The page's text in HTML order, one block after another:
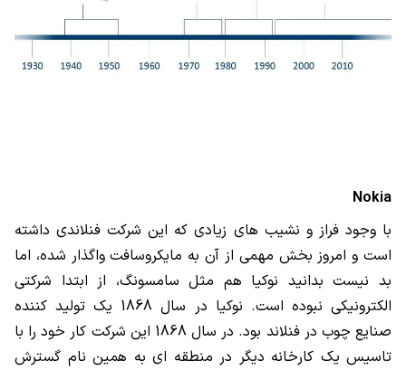
Nokia
با وجود فراز و نشیب های زیادی که این شرکت فنلاندی داشته
است و امروز بخش مهمی از آن به مایکروسافت واگذار شده، اما
بد نیست بدانید نوکیا هم مثل سامسونگ، از ابتدا شرکتی
الکترونیکی نبوده است. نوکیا در سال 1868 یک تولید کننده
صنایع چوب در فنلاند بود. در سال 1868 این شرکت کار خود را با
تاسیس یک کارخانه دیگر در منطقه ای به همین نام گسترش